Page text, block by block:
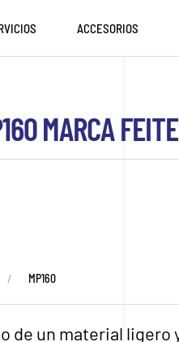
ACCESORIOS
MARCA FEITE
MP160
de un material ligero